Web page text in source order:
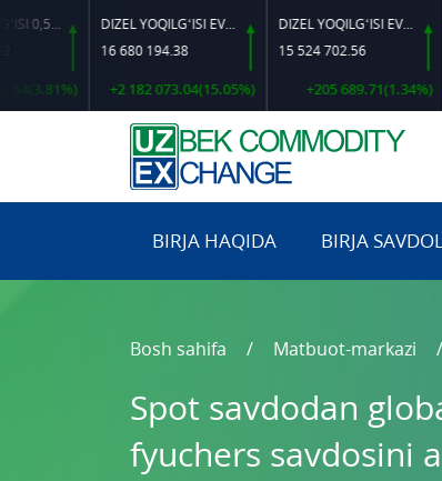
DIZEL YOQILG‘ISI EVRO L-K-4
16 680 194.38
+2 182 073.04(15.05%)
DIZEL YOQILG‘ISI EVRO-L II K-4 SSDF
15 524 702.56
+205 689.71(1.34%)
460
BIRJA HAQIDA BIRJA
Bosh sahifa Matbuot-markazi
Spot savdodan
fyuchers savdosini